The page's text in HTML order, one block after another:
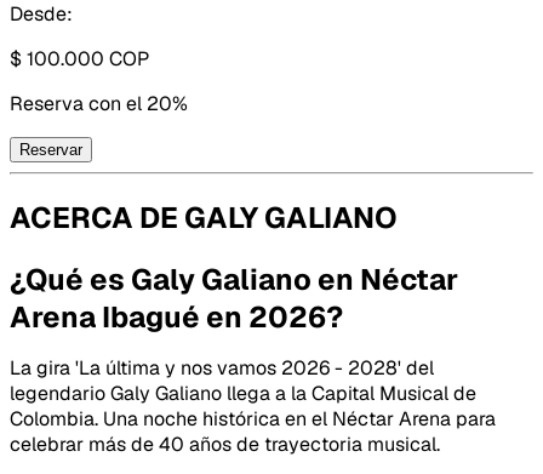
Desde:
$ 100.000 COP
Reserva con el 20%
Reservar
ACERCA DE GALY GALIANO
¿Qué es Galy Galiano en Néctar
Arena Ibagué en 2026?
La gira 'La última y nos vamos 2026 - 2028' del
legendario Galy Galiano llega a la Capital Musical de
Colombia. Una noche histórica en el Néctar Arena para
celebrar más de 40 años de trayectoria musical.